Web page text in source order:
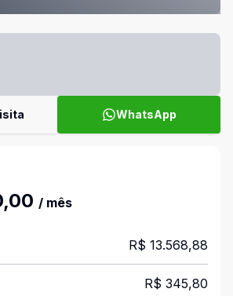
WhatsApp
/ mês
R$ 13.568,88
R$ 345,80